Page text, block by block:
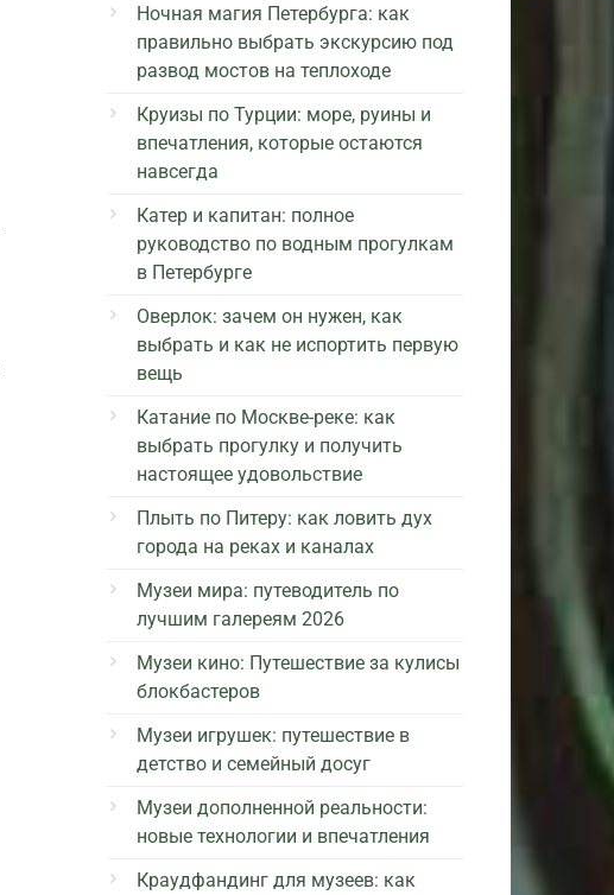
Ночная магия Петербурга: как
правильно выбрать экскурсию под
развод мостов на теплоходе
Круизы по Турции: море, руины и
впечатления, которые остаются
навсегда
Катер и капитан: полное
руководство по водным прогулкам
в Петербурге
Оверлок: зачем он нужен, как
выбрать и как не испортить первую
вещь
Катание по Москве-реке: как
выбрать прогулку и получить
настоящее удовольствие
Плыть по Питеру: как ловить дух
города на реках и каналах
Музеи мира: путеводитель по
лучшим галереям 2026
Музеи кино: Путешествие за кулисы
блокбастеров
Музеи игрушек: путешествие в
детство и семейный досуг
Музеи дополненной реальности:
новые технологии и впечатления
Краудфандинг для музеев: как